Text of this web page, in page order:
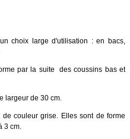
choix large d'utilisation : en bacs,
par la suite des coussins bas et
largeur de 30 cm.
couleur grise. Elles sont de forme
3 cm.